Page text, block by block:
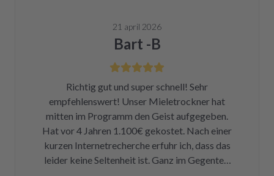
21 april 2026
Bart -B
Richtig gut und super schnell! Sehr
empfehlenswert! Unser Mieletrockner hat
mitten im Programm den Geist aufgegeben.
Hat vor 4 Jahren 1.100€ gekostet. Nach einer
kurzen Internetrecherche erfuhr ich, dass das
leider keine Seltenheit ist. Ganz im Gegenteil.